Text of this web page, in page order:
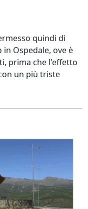
quindi di
Ospedale, ove è
prima che l'effetto
un più triste